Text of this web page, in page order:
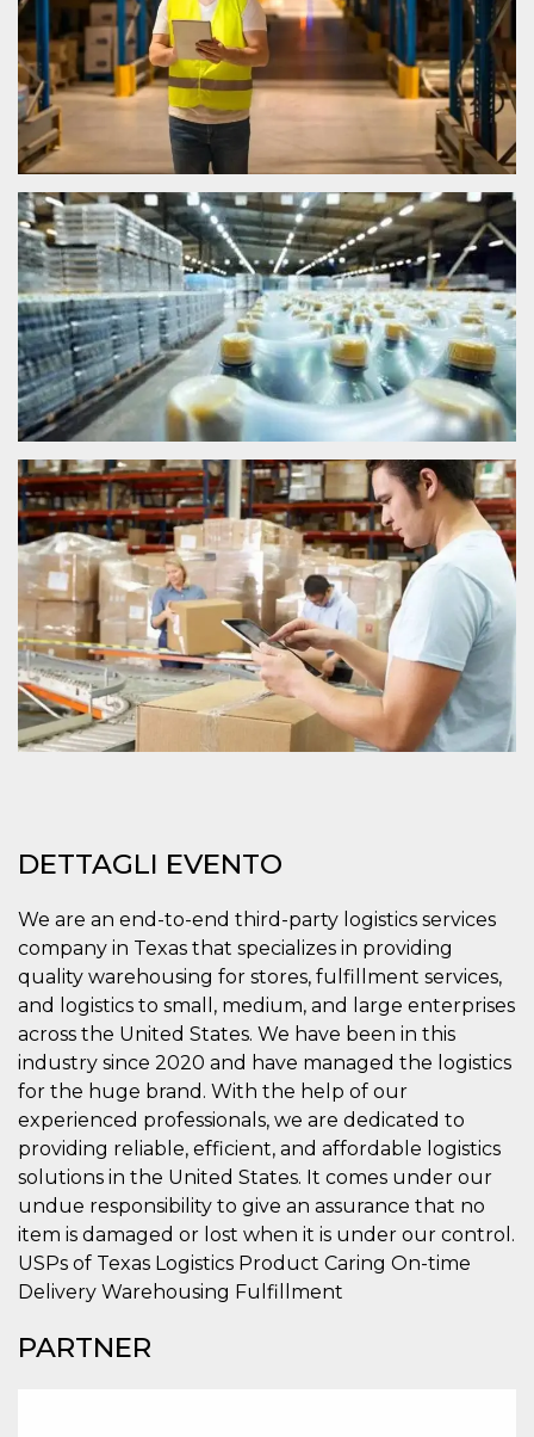
DETTAGLI EVENTO
We are an end-to-end third-party logistics services
company in Texas that specializes in providing
quality warehousing for stores, fulfillment services,
and logistics to small, medium, and large enterprises
across the United States. We have been in this
industry since 2020 and have managed the logistics
for the huge brand. With the help of our
experienced professionals, we are dedicated to
providing reliable, efficient, and affordable logistics
solutions in the United States. It comes under our
undue responsibility to give an assurance that no
item is damaged or lost when it is under our control.
USPs of Texas Logistics Product Caring On-time
Delivery Warehousing Fulfillment
PARTNER
Nome
Provider /
Dominio
Scadenza Descrizione
cf_clearance
Cloudflare,
Inc.
.oooh.events
Clearance
Cookie from
CloudFlare
stores the proof
of challenge
passed. It is
used to no
captcha or
jschallenge
challenge if
present. It is
required to
reach origin
server.
wordpress_test_cookie
Automattic
Inc.
.oooh.events
Sessione
Cookie di
Wordpress,
verifica che il
browser accetti i
cookie.
PHPSESSID
PHP.net
Cookie
applicazioni
basate sul
linguaggio PHP.
Si tratta di un
identificatore
generico
utilizzato per
mantenere le
variabili di
sessione utente.
Normalmente è
un numero
generato in
modo casuale, il
modo in cui
viene utilizzato
può essere
specifico per il
generalmente
utilizzato per le
prestazioni e
l'ottimizzazione
dei servizi di
elaborazione
dei pagamenti,
facilitando la
memorizzazione
dei contenuti
pagine più
veloci.
CookieScriptConsent
CookieScript
4
settimane
2 giorni
Questo cookie
viene utilizzato
dal servizio
Script.com per
ricordare le
preferenze di